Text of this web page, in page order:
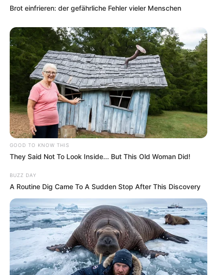
Brot einfrieren: der gefährliche Fehler vieler Menschen
GOOD TO KNOW THIS
They Said Not To Look Inside... But This Old Woman Did!
BUZZ DAY
A Routine Dig Came To A Sudden Stop After This Discovery